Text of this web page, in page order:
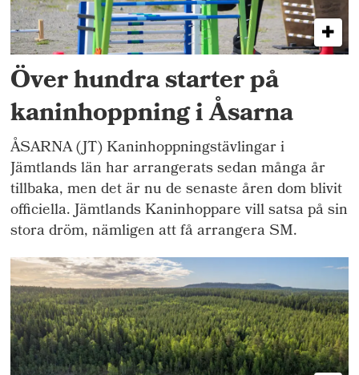
Över hundra starter på
kaninhoppning i Åsarna
ÅSARNA (JT) Kaninhoppningstävlingar i
Jämtlands län har arrangerats sedan många år
tillbaka, men det är nu de senaste åren dom blivit
officiella. Jämtlands Kaninhoppare vill satsa på sin
stora dröm, nämligen att få arrangera SM.